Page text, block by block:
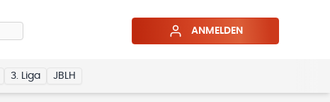
ANMELDEN
3. Liga JBLH